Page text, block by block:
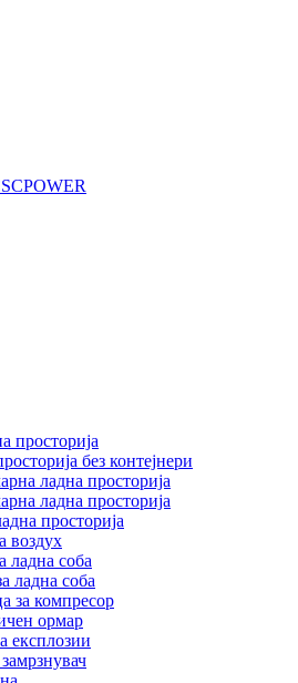
просторија
без контејнери
ладна просторија
ладна просторија
просторија
воздух
ладна соба
ладна соба
за компресор
ормар
експлозии